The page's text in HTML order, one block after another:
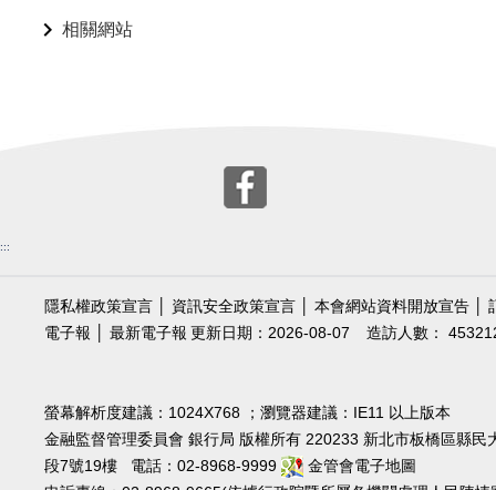
相關網站
:::
隱私權政策宣言 資訊安全政策宣言 本會網站資料開放宣告
電子報
最新電子報 造訪人數：
更新日期：2026-08-07
螢幕解析度建議：1024X768 ；瀏覽器建議：IE11 以上版本
金融監督管理委員會 銀行局 版權所有 220233 新北市板橋區縣民
段7號19樓 電話：02-8968-9999
金管會電子地圖